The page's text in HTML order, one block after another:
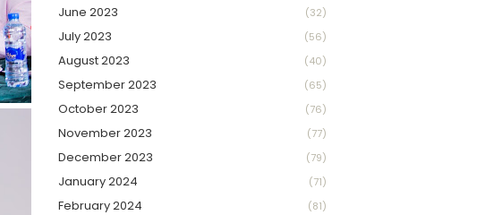
June 2023 (32)
July 2023 (56)
August 2023 (40)
September 2023 (65)
October 2023 (76)
November 2023 (77)
December 2023 (79)
January 2024 (71)
February 2024 (81)